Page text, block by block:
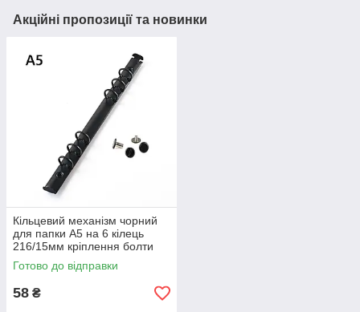
Акційні пропозиції та новинки
Кільцевий механізм чорний
для папки А5 на 6 кілець
216/15мм кріплення болти
KMX089
Готово до відправки
58 ₴